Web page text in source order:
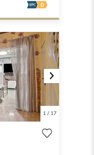
Next
1/ 17